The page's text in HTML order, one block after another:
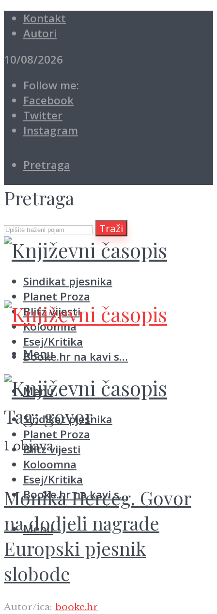
Kontakt
Autori
10/08/2026
Follow me:
Facebook
Twitter
Instagram
Pretraga
Pretraga
Traži
Sindikat pjesnika
Planet Proza
Blitz vijesti
Koloomna
Esej/Kritika
Booke.hr na kavi s…
Menu
Menu
Sindikat pjesnika
Planet Proza
Blitz vijesti
Koloomna
Esej/Kritika
Booke.hr na kavi s…
Menu
Tag:govor
1 objava
Monika Herceg. Govor
na dodjeli nagrade
Europski pjesnik
slobode
Autor/ica: booke.hr